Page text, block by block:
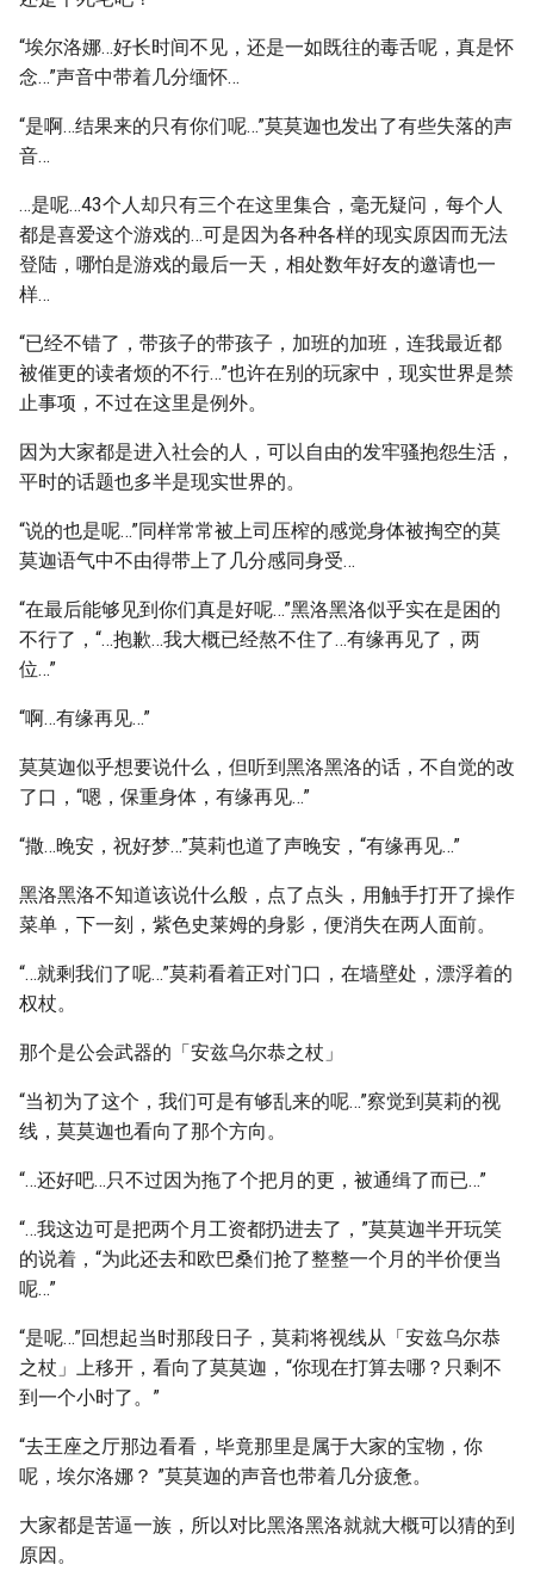
“埃尔洛娜…好长时间不见，还是一如既往的毒舌呢，真是怀
念…”声音中带着几分缅怀…
“是啊…结果来的只有你们呢…”莫莫迦也发出了有些失落的声
音…
…是呢…43个人却只有三个在这里集合，毫无疑问，每个人
都是喜爱这个游戏的…可是因为各种各样的现实原因而无法
登陆，哪怕是游戏的最后一天，相处数年好友的邀请也一
样…
“已经不错了，带孩子的带孩子，加班的加班，连我最近都
被催更的读者烦的不行…”也许在别的玩家中，现实世界是禁
止事项，不过在这里是例外。
因为大家都是进入社会的人，可以自由的发牢骚抱怨生活，
平时的话题也多半是现实世界的。
“说的也是呢…”同样常常被上司压榨的感觉身体被掏空的莫
莫迦语气中不由得带上了几分感同身受…
“在最后能够见到你们真是好呢…”黑洛黑洛似乎实在是困的
不行了，“…抱歉…我大概已经熬不住了…有缘再见了，两
位…”
“啊…有缘再见…”
莫莫迦似乎想要说什么，但听到黑洛黑洛的话，不自觉的改
了口，“嗯，保重身体，有缘再见…”
“撒…晚安，祝好梦…”莫莉也道了声晚安，“有缘再见…”
黑洛黑洛不知道该说什么般，点了点头，用触手打开了操作
菜单，下一刻，紫色史莱姆的身影，便消失在两人面前。
“…就剩我们了呢…”莫莉看着正对门口，在墙壁处，漂浮着的
权杖。
那个是公会武器的「安兹乌尔恭之杖」
“当初为了这个，我们可是有够乱来的呢…”察觉到莫莉的视
线，莫莫迦也看向了那个方向。
“…还好吧…只不过因为拖了个把月的更，被通缉了而已…”
“…我这边可是把两个月工资都扔进去了，”莫莫迦半开玩笑
的说着，“为此还去和欧巴桑们抢了整整一个月的半价便当
呢…”
“是呢…”回想起当时那段日子，莫莉将视线从「安兹乌尔恭
之杖」上移开，看向了莫莫迦，“你现在打算去哪？只剩不
到一个小时了。”
“去王座之厅那边看看，毕竟那里是属于大家的宝物，你
呢，埃尔洛娜？ ”莫莫迦的声音也带着几分疲惫。
大家都是苦逼一族，所以对比黑洛黑洛就就大概可以猜的到
原因。